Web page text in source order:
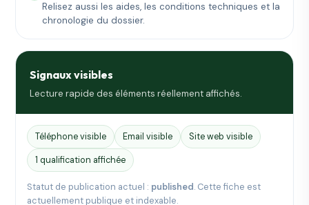
Relisez aussi les aides, les conditions techniques et la
chronologie du dossier.
Signaux visibles
Lecture rapide des éléments réellement affichés.
Téléphone visible Email visible
Site web visible
1 qualification affichée
Statut de publication actuel : published. Cette fiche est
actuellement publique et indexable.